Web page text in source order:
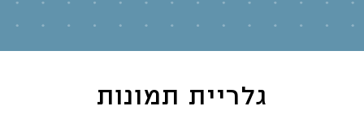
גלריית תמונות